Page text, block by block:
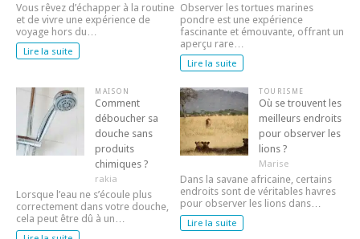
Vous rêvez d’échapper à la routine
et de vivre une expérience de
voyage hors du…
Lire la suite
Observer les tortues marines
pondre est une expérience
fascinante et émouvante, offrant un
aperçu rare…
Lire la suite
MAISON
Comment
déboucher sa
douche sans
produits
chimiques ?
rakia
Lorsque l’eau ne s’écoule plus
correctement dans votre douche,
cela peut être dû à un…
TOURISME
Où se trouvent les
meilleurs endroits
pour observer les
lions ?
Marise
Dans la savane africaine, certains
endroits sont de véritables havres
pour observer les lions dans…
Lire la suite